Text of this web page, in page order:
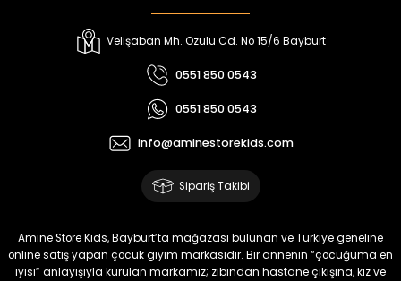
Melra Kız Çocuk Kot Pantolon
%15
Tivon Kız Çocuk 3’lü Takım
₺ 2.340
Koren Kız Çocuk ve Bebek Tayt
₺ 320
₺ 250
Yeni
Koren Kız Çocuk ve Bebek Tayt
₺ 320
₺ 250
Velişaban Mh. Ozulu Cd. No 15/6 Bayburt
0551 850 0543
0551 850 0543
info@aminestorekids.com
Sipariş Takibi
Amine Store Kids, Bayburt’ta mağazası bulunan ve Türkiye geneline
online satış yapan çocuk giyim markasıdır. Bir annenin “çocuğuma en
iyisi” anlayışıyla kurulan markamız; zıbından hastane çıkışına, kız ve